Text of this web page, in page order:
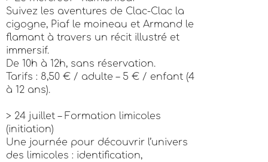
Suivez les aventures de Clac-Clac la
cigogne, Piaf le moineau et Armand le
flamant à travers un récit illustré et
immersif.
De 10h à 12h, sans réservation.
Tarifs : 8,50 € / adulte – 5 € / enfant (4
à 12 ans).
> 24 juillet – Formation limicoles
(initiation)
Une journée pour découvrir l’univers
des limicoles : identification,